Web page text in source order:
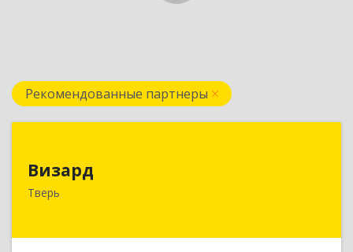
Рекомендованные партнеры
Визард
Тверь
170006, Тверская обл, Тверь г, Учительская ул,
Подробнее